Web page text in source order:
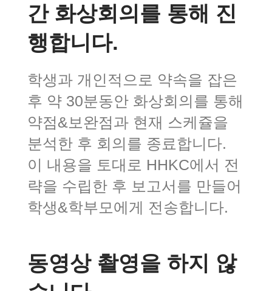
간 화상회의를 통해 진
행합니다.
학생과 개인적으로 약속을 잡은
후 약 30분동안 화상회의를 통해
약점&보완점과 현재 스케쥴을
분석한 후 회의를 종료합니다.
이 내용을 토대로 HHKC에서 전
략을 수립한 후 보고서를 만들어
학생&학부모에게 전송합니다.
동영상 촬영을 하지 않